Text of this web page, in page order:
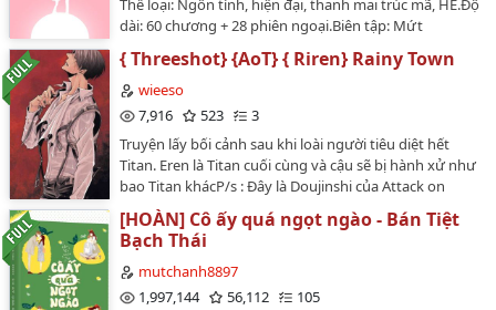
dài: 60 chương + 28 phiên ngoại.Biên tập: Mứt
{ Threeshot} {AoT} { Riren} Rainy Town
wieeso
7,916
523
3
Truyện lấy bối cảnh sau khi loài người tiêu diệt hết
Titan. Eren là Titan cuối cùng và cậu sẽ bị hành xử như
bao Titan khácP/s : Đây là Doujinshi của Attack on
Titan. Mình sẽ để link ở dưới. Hoặc các bạn lên "
Truyentranh8" và gõ "[Levieren] Rainy Town" nhé!…
[HOÀN] Cô ấy quá ngọt ngào - Bán Tiệt
Bạch Thái
mutchanh8897
1,997,144
56,112
105